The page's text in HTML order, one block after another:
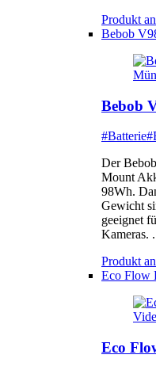
Produkt
Bebob
Bebob
#Batterie
Der
Mount
98Wh.
Gewicht
geeignet
Kameras.
Produkt
Eco Flow
Eco